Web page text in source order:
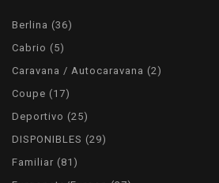
Berlina 3636
Cabrio 55
Caravana / Autocaravana 2 2
Coupe 1717
Deportivo 2525
DISPONIBLES 2929
Familiar 81 81